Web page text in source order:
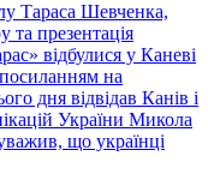
Тараса Шевченка,
та презентація
відбулися у Каневі
на
дня відвідав Канів і
України Микола
що українці